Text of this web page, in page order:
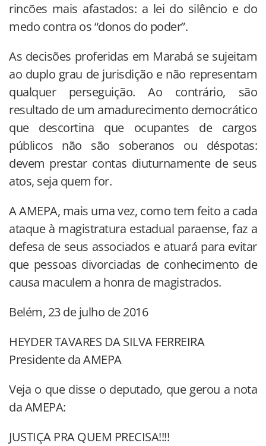
rincões mais afastados: a lei do silêncio e do
medo contra os “donos do poder”.
As decisões proferidas em Marabá se sujeitam
ao duplo grau de jurisdição e não representam
qualquer perseguição. Ao contrário, são
resultado de um amadurecimento democrático
que descortina que ocupantes de cargos
públicos não são soberanos ou déspotas:
devem prestar contas diuturnamente de seus
atos, seja quem for.
A AMEPA, mais uma vez, como tem feito a cada
ataque à magistratura estadual paraense, faz a
defesa de seus associados e atuará para evitar
que pessoas divorciadas de conhecimento de
causa maculem a honra de magistrados.
Belém, 23 de julho de 2016
HEYDER TAVARES DA SILVA FERREIRA
Presidente da AMEPA
Veja o que disse o deputado, que gerou a nota
da AMEPA:
JUSTIÇA PRA QUEM PRECISA!!!!